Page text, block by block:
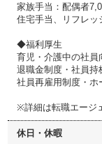
家族手当：配偶者
住宅手当、リフレッ
◆福利厚生
育児・介護中の社員
退職金制度・社員持
社員再雇用制度・ホ
※詳細は転職エージ
休日・休暇